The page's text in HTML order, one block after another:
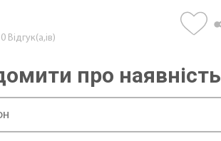
0 Відгук(а,ів)
про наявність